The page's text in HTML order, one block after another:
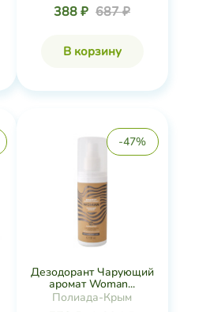
388 ₽ 687 ₽
В корзину
-47%
Дезодорант Чарующий
аромат Woman...
Полиада-Крым